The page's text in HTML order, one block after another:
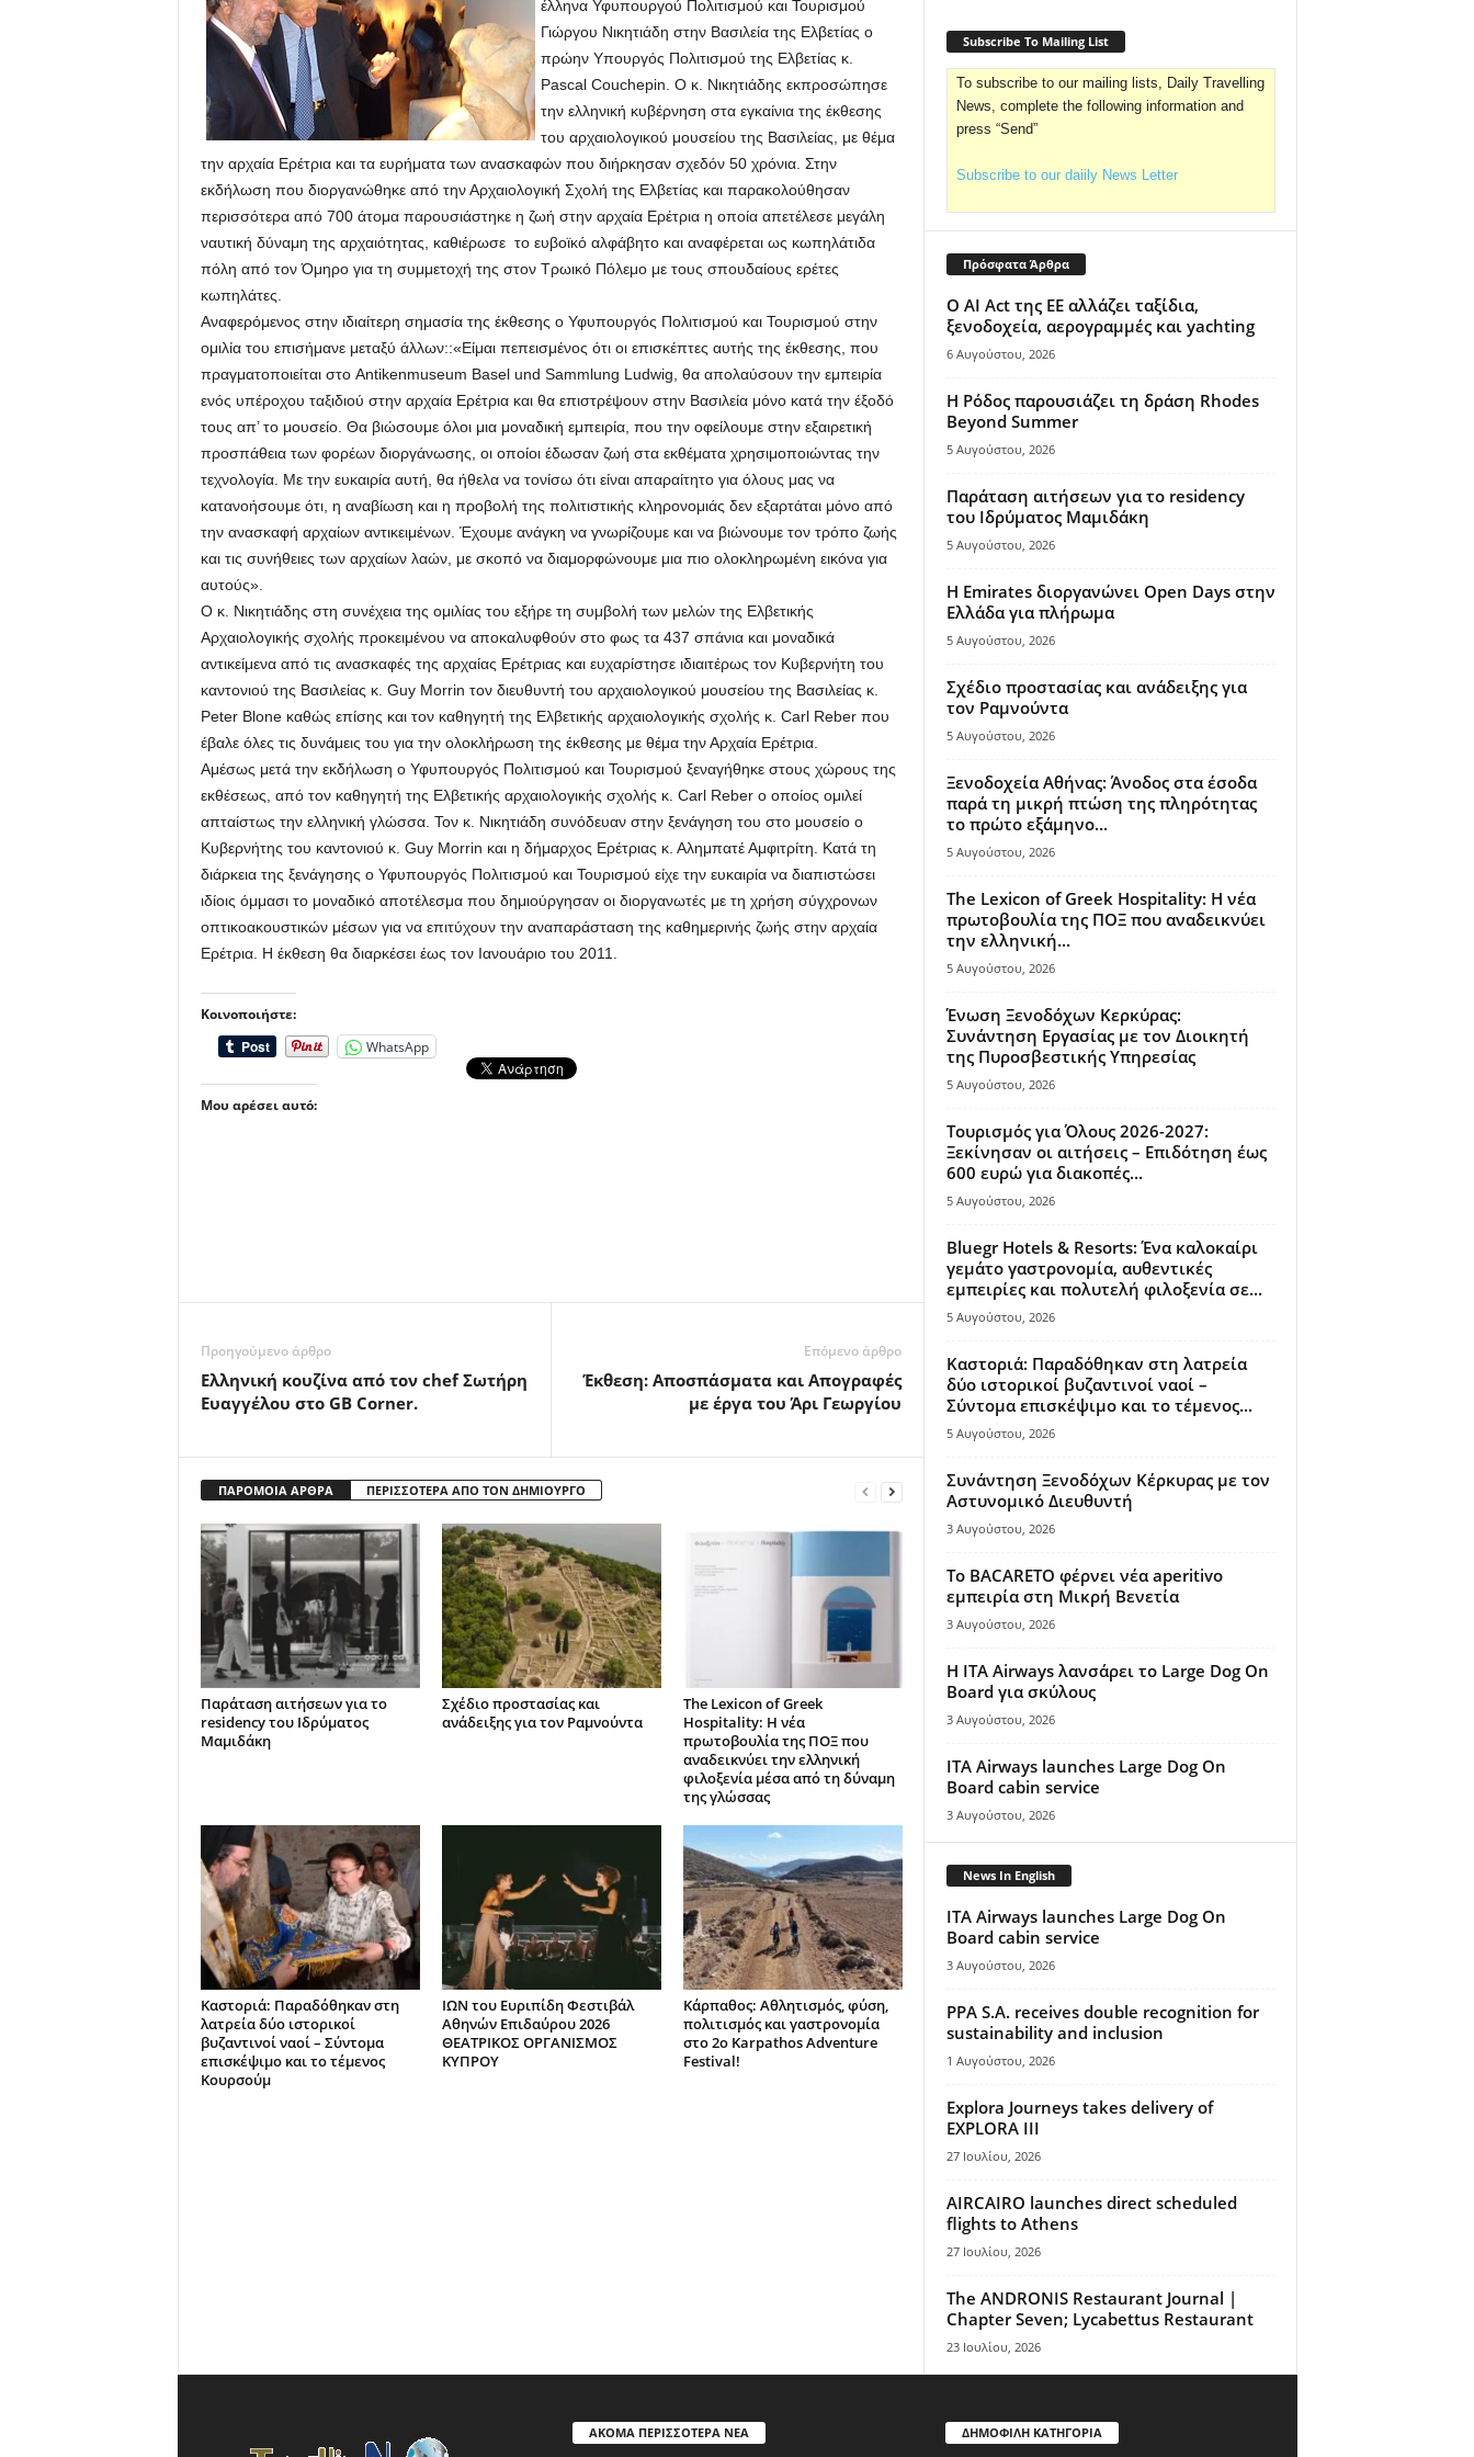
έλληνα Υφυπουργού Πολιτισμού και Τουρισμού
Γιώργου Νικητιάδη στην Βασιλεία της Ελβετίας ο
πρώην Υπουργός Πολιτισμού της Ελβετίας κ.
Pascal Couchepin. O κ. Νικητιάδης εκπροσώπησε
την ελληνική κυβέρνηση στα εγκαίνια της έκθεσης
του αρχαιολογικού μουσείου της Βασιλείας, με θέμα
την αρχαία Ερέτρια και τα ευρήματα των ανασκαφών που διήρκησαν σχεδόν 50 χρόνια. Στην
εκδήλωση που διοργανώθηκε από την Αρχαιολογική Σχολή της Ελβετίας και παρακολούθησαν
περισσότερα από 700 άτομα παρουσιάστηκε η ζωή στην αρχαία Ερέτρια η οποία απετέλεσε μεγάλη
ναυτική δύναμη της αρχαιότητας, καθιέρωσε το ευβοϊκό αλφάβητο και αναφέρεται ως κωπηλάτιδα
πόλη από τον Όμηρο για τη συμμετοχή της στον Τρωικό Πόλεμο με τους σπουδαίους ερέτες
κωπηλάτες.
Αναφερόμενος στην ιδιαίτερη σημασία της έκθεσης ο Υφυπουργός Πολιτισμού και Τουρισμού στην
ομιλία του επισήμανε μεταξύ άλλων::«Είμαι πεπεισμένος ότι οι επισκέπτες αυτής της έκθεσης, που
πραγματοποιείται στο Antikenmuseum Basel und Sammlung Ludwig, θα απολαύσουν την εμπειρία
ενός υπέροχου ταξιδιού στην αρχαία Ερέτρια και θα επιστρέψουν στην Βασιλεία μόνο κατά την έξοδό
τους απ’ το μουσείο. Θα βιώσουμε όλοι μια μοναδική εμπειρία, που την οφείλουμε στην εξαιρετική
προσπάθεια των φορέων διοργάνωσης, οι οποίοι έδωσαν ζωή στα εκθέματα χρησιμοποιώντας την
τεχνολογία. Με την ευκαιρία αυτή, θα ήθελα να τονίσω ότι είναι απαραίτητο για όλους μας να
κατανοήσουμε ότι, η αναβίωση και η προβολή της πολιτιστικής κληρονομιάς δεν εξαρτάται μόνο από
την ανασκαφή αρχαίων αντικειμένων. Έχουμε ανάγκη να γνωρίζουμε και να βιώνουμε τον τρόπο ζωής
και τις συνήθειες των αρχαίων λαών, με σκοπό να διαμορφώνουμε μια πιο ολοκληρωμένη εικόνα για
αυτούς».
Ο κ. Νικητιάδης στη συνέχεια της ομιλίας του εξήρε τη συμβολή των μελών της Ελβετικής
Αρχαιολογικής σχολής προκειμένου να αποκαλυφθούν στο φως τα 437 σπάνια και μοναδικά
αντικείμενα από τις ανασκαφές της αρχαίας Ερέτριας και ευχαρίστησε ιδιαιτέρως τον Κυβερνήτη του
καντονιού της Βασιλείας κ. Guy Morrin τον διευθυντή του αρχαιολογικού μουσείου της Βασιλείας κ.
Peter Blone καθώς επίσης και τον καθηγητή της Ελβετικής αρχαιολογικής σχολής κ. Carl Reber που
έβαλε όλες τις δυνάμεις του για την ολοκλήρωση της έκθεσης με θέμα την Αρχαία Ερέτρια.
Αμέσως μετά την εκδήλωση ο Υφυπουργός Πολιτισμού και Τουρισμού ξεναγήθηκε στους χώρους της
εκθέσεως, από τον καθηγητή της Ελβετικής αρχαιολογικής σχολής κ. Carl Reber ο οποίος ομιλεί
απταίστως την ελληνική γλώσσα. Τον κ. Νικητιάδη συνόδευαν στην ξενάγηση του στο μουσείο ο
Κυβερνήτης του καντονιού κ. Guy Morrin και η δήμαρχος Ερέτριας κ. Αλημπατέ Αμφιτρίτη. Κατά τη
διάρκεια της ξενάγησης ο Υφυπουργός Πολιτισμού και Τουρισμού είχε την ευκαιρία να διαπιστώσει
ιδίοις όμμασι το μοναδικό αποτέλεσμα που δημιούργησαν οι διοργανωτές με τη χρήση σύγχρονων
οπτικοακουστικών μέσων για να επιτύχουν την αναπαράσταση της καθημερινής ζωής στην αρχαία
Ερέτρια. Η έκθεση θα διαρκέσει έως τον Ιανουάριο του 2011.
Κοινοποιήστε:
WhatsApp
Μου αρέσει αυτό:
Προηγούμενο άρθρο
Ελληνική κουζίνα από τον chef Σωτήρη
Ευαγγέλου στο GB Corner.
Επόμενο άρθρο
Έκθεση: Αποσπάσματα και Απογραφές
με έργα του Άρι Γεωργίου
ΠΑΡΟΜΟΙΑ ΑΡΘΡΑ ΠΕΡΙΣΣΟΤΕΡΑ ΑΠΟ ΤΟΝ ΔΗΜΙΟΥΡΓΟ
Παράταση αιτήσεων για το
residency του Ιδρύματος
Μαμιδάκη
Σχέδιο προστασίας και
ανάδειξης για τον Ραμνούντα
The Lexicon of Greek
Hospitality: Η νέα
πρωτοβουλία της ΠΟΞ που
αναδεικνύει την ελληνική
φιλοξενία μέσα από τη δύναμη
της γλώσσας
Καστοριά: Παραδόθηκαν στη
λατρεία δύο ιστορικοί
βυζαντινοί ναοί – Σύντομα
επισκέψιμο και το τέμενος
Κουρσούμ
ΙΩΝ του Ευριπίδη Φεστιβάλ
Αθηνών Επιδαύρου 2026
ΘΕΑΤΡΙΚΟΣ ΟΡΓΑΝΙΣΜΟΣ
ΚΥΠΡΟΥ
Κάρπαθος: Αθλητισμός, φύση,
πολιτισμός και γαστρονομία
στο 2ο Karpathos Adventure
Festival!
Subscribe To Mailing List
To subscribe to our mailing lists, Daily Travelling
News, complete the following information and
press “Send”
Subscribe to our daiily News Letter
Πρόσφατα Άρθρα
Ο AI Act της ΕΕ αλλάζει ταξίδια,
ξενοδοχεία, αερογραμμές και yachting
6 Αυγούστου, 2026
Η Ρόδος παρουσιάζει τη δράση Rhodes
Beyond Summer
5 Αυγούστου, 2026
Παράταση αιτήσεων για το residency
του Ιδρύματος Μαμιδάκη
5 Αυγούστου, 2026
Η Emirates διοργανώνει Open Days στην
Ελλάδα για πλήρωμα
5 Αυγούστου, 2026
Σχέδιο προστασίας και ανάδειξης για
τον Ραμνούντα
5 Αυγούστου, 2026
Ξενοδοχεία Αθήνας: Άνοδος στα έσοδα
παρά τη μικρή πτώση της πληρότητας
το πρώτο εξάμηνο...
5 Αυγούστου, 2026
The Lexicon of Greek Hospitality: Η νέα
πρωτοβουλία της ΠΟΞ που αναδεικνύει
την ελληνική...
5 Αυγούστου, 2026
Ένωση Ξενοδόχων Κερκύρας:
Συνάντηση Εργασίας με τον Διοικητή
της Πυροσβεστικής Υπηρεσίας
5 Αυγούστου, 2026
Τουρισμός για Όλους 2026-2027:
Ξεκίνησαν οι αιτήσεις – Επιδότηση έως
600 ευρώ για διακοπές...
5 Αυγούστου, 2026
Bluegr Hotels & Resorts: Ένα καλοκαίρι
γεμάτο γαστρονομία, αυθεντικές
εμπειρίες και πολυτελή φιλοξενία σε...
5 Αυγούστου, 2026
Καστοριά: Παραδόθηκαν στη λατρεία
δύο ιστορικοί βυζαντινοί ναοί –
Σύντομα επισκέψιμο και το τέμενος...
5 Αυγούστου, 2026
Συνάντηση Ξενοδόχων Κέρκυρας με τον
Αστυνομικό Διευθυντή
3 Αυγούστου, 2026
Το BACARETO φέρνει νέα aperitivo
εμπειρία στη Μικρή Βενετία
3 Αυγούστου, 2026
Η ITA Airways λανσάρει το Large Dog On
Board για σκύλους
3 Αυγούστου, 2026
ITA Airways launches Large Dog On
Board cabin service
3 Αυγούστου, 2026
News In English
ITA Airways launches Large Dog On
Board cabin service
3 Αυγούστου, 2026
PPA S.A. receives double recognition for
sustainability and inclusion
1 Αυγούστου, 2026
Explora Journeys takes delivery of
EXPLORA III
27 Ιουλίου, 2026
AIRCAIRO launches direct scheduled
flights to Athens
27 Ιουλίου, 2026
The ANDRONIS Restaurant Journal |
Chapter Seven; Lycabettus Restaurant
23 Ιουλίου, 2026
ΑΚΟΜΑ ΠΕΡΙΣΣΟΤΕΡΑ ΝΕΑ ΔΗΜΟΦΙΛΗ ΚΑΤΗΓΟΡΙΑ